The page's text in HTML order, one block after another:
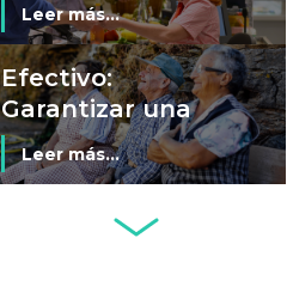
Leer más...
Efectivo:
Garantizar una
transición digital
justa, inclusiva y
Leer más...
Seminario El